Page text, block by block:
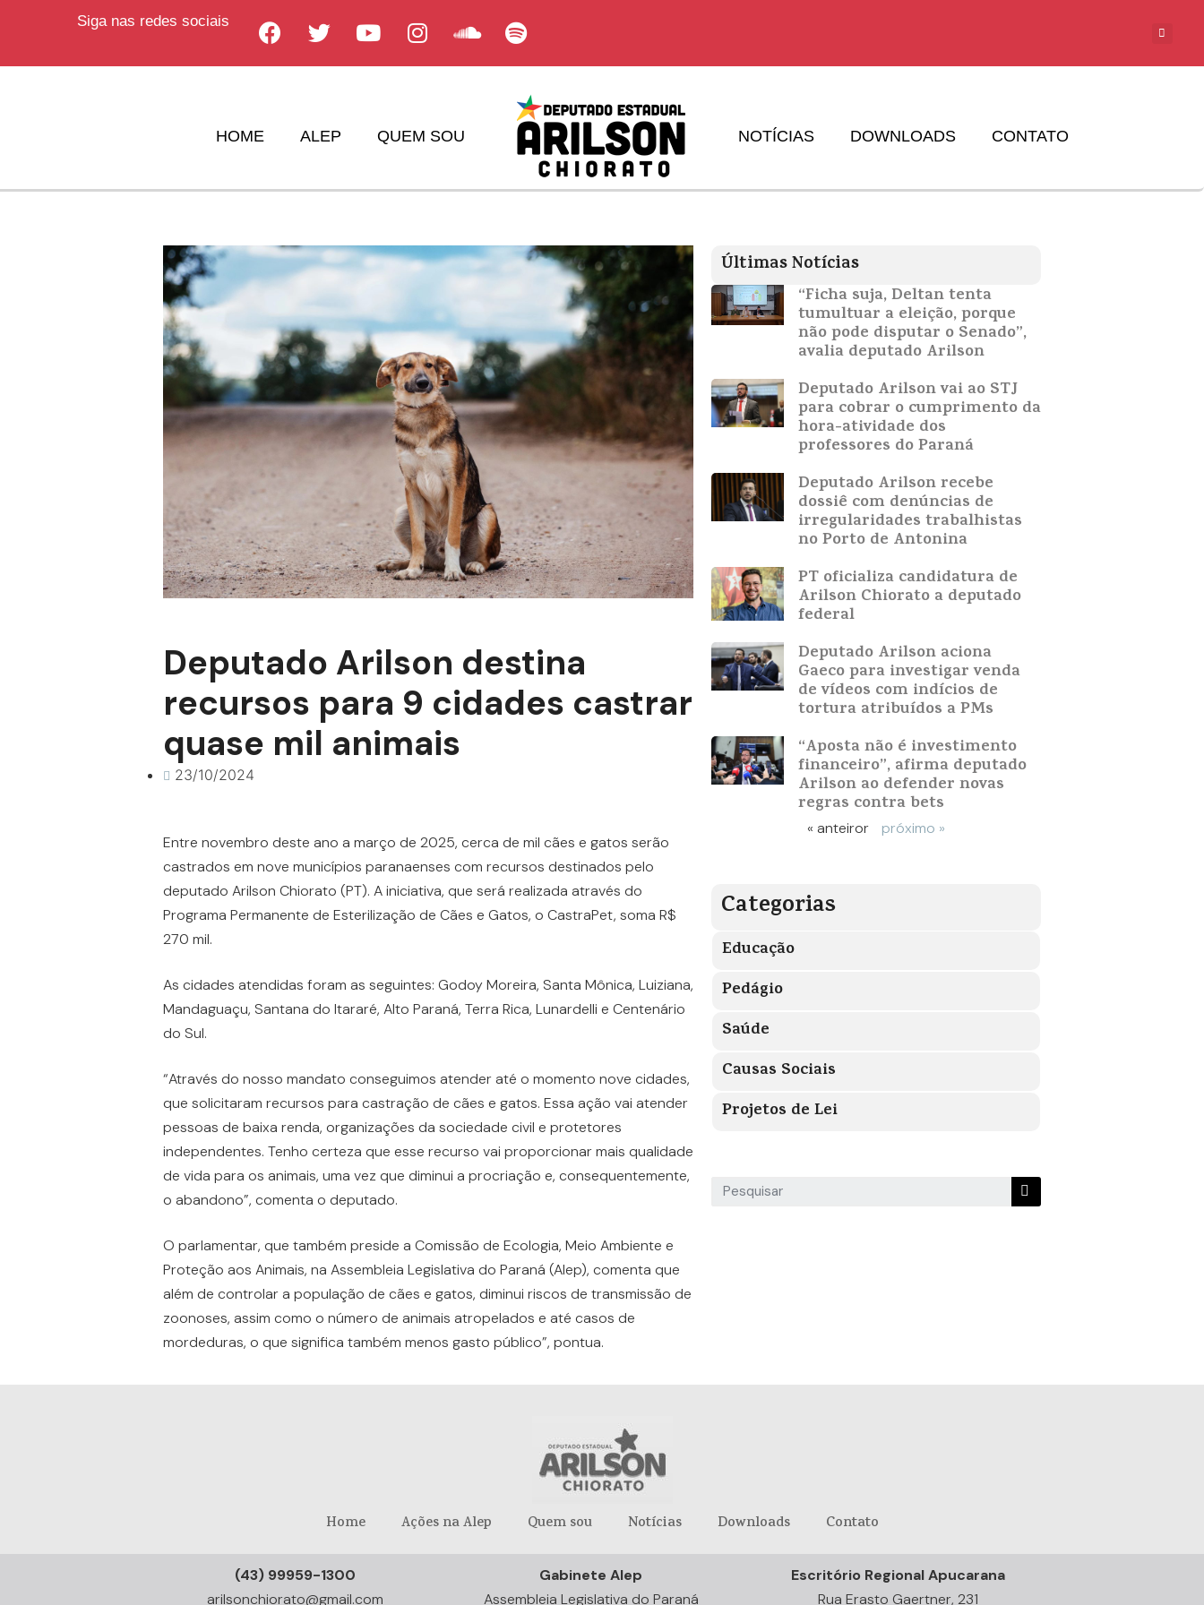
Siga nas redes sociais
HOME ALEP QUEM SOU NOTÍCIAS DOWNLOADS CONTATO
Deputado Arilson destina
recursos para 9 cidades castrar
quase mil animais
23/10/2024
Entre novembro deste ano a março de 2025, cerca de mil cães e gatos serão
castrados em nove municípios paranaenses com recursos destinados pelo
deputado Arilson Chiorato (PT). A iniciativa, que será realizada através do
Programa Permanente de Esterilização de Cães e Gatos, o CastraPet, soma R$
270 mil.
As cidades atendidas foram as seguintes: Godoy Moreira, Santa Mônica, Luiziana,
Mandaguaçu, Santana do Itararé, Alto Paraná, Terra Rica, Lunardelli e Centenário
do Sul.
“Através do nosso mandato conseguimos atender até o momento nove cidades,
que solicitaram recursos para castração de cães e gatos. Essa ação vai atender
pessoas de baixa renda, organizações da sociedade civil e protetores
independentes. Tenho certeza que esse recurso vai proporcionar mais qualidade
de vida para os animais, uma vez que diminui a procriação e, consequentemente,
o abandono”, comenta o deputado.
O parlamentar, que também preside a Comissão de Ecologia, Meio Ambiente e
Proteção aos Animais, na Assembleia Legislativa do Paraná (Alep), comenta que
além de controlar a população de cães e gatos, diminui riscos de transmissão de
zoonoses, assim como o número de animais atropelados e até casos de
mordeduras, o que significa também menos gasto público”, pontua.
Últimas Notícias
“Ficha suja, Deltan tenta
tumultuar a eleição, porque
não pode disputar o Senado”,
avalia deputado Arilson
Deputado Arilson vai ao STJ
para cobrar o cumprimento da
hora-atividade dos
professores do Paraná
Deputado Arilson recebe
dossiê com denúncias de
irregularidades trabalhistas
no Porto de Antonina
PT oficializa candidatura de
Arilson Chiorato a deputado
federal
Deputado Arilson aciona
Gaeco para investigar venda
de vídeos com indícios de
tortura atribuídos a PMs
“Aposta não é investimento
financeiro”, afirma deputado
Arilson ao defender novas
regras contra bets
« anteiror próximo »
Categorias
Educação
Pedágio
Saúde
Causas Sociais
Projetos de Lei
Home Ações na Alep Quem sou Notícias Downloads Contato
(43) 99959-1300
arilsonchiorato@gmail.com
Gabinete Alep
Assembleia Legislativa do Paraná
Escritório Regional Apucarana
Rua Erasto Gaertner, 231